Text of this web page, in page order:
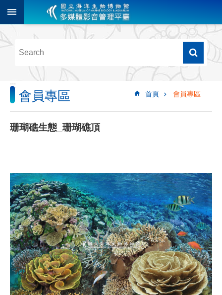
跳到主要內容區塊
階
尋
多
媒
體
檢
像
影
音
音
源
訊
息
發
布
:::
首頁 會員專區
會員專區
珊瑚礁生態_珊瑚礁頂